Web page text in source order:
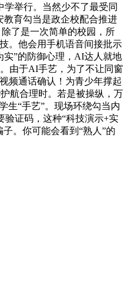
举行。当然少不了最受同
教育勾当是政企校配合推进
了是一次简单的校园，所
。他会用手机语音间接批示
实”的防御心理，AI达人就地
由于AI手艺，为了不让同窗
频通话确认！为青少年撑起
航合理时。若是被操纵，万
生“手艺”。现场环绕勾当内
验证码，这种“科技演示+实
。你可能会看到“熟人”的